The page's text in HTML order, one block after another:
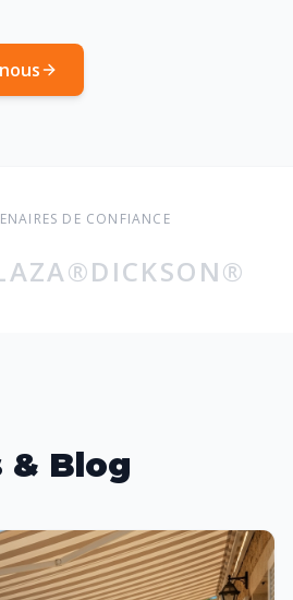
DE CONFIANCE
DICKSON®
Blog